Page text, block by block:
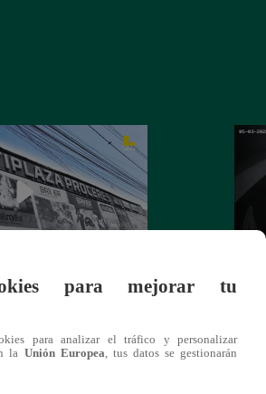
ferretero dentro de
de Lurigancho
para mejorar tu
para analizar el tráfico y personalizar
la Unión Europea , tus datos se gestionarán